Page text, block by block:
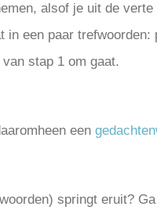
alsof je uit de verte
een paar trefwoorden:
stap 1 om gaat.
een
springt eruit?